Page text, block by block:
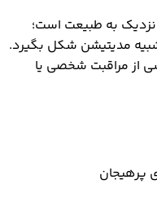
به طبیعت است؛
مدیتیشن شکل بگیرد.
از مراقبت شخصی یا
پرهیجان